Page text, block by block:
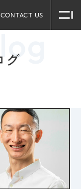
CONTACT US
グ